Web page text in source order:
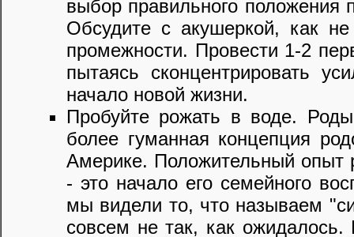
выбор правильного положения
Обсудите с акушеркой, как
промежности. Провести 1-2
пытаясь сконцентрировать
начало новой жизни.
Пробуйте рожать в воде.
более гуманная концепция
Америке. Положительный опыт
- это начало его семейного
мы видели то, что называем
совсем не так, как